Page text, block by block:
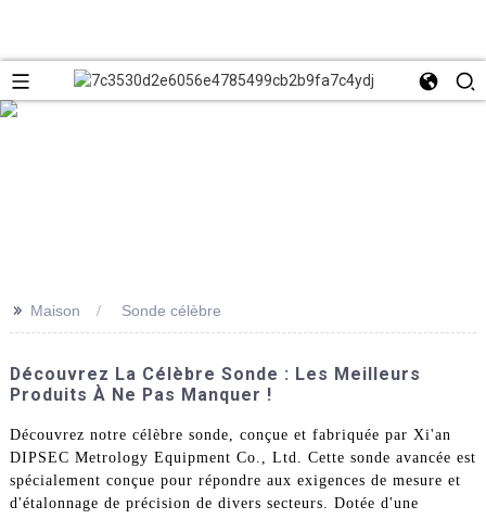
>> Maison Sonde célèbre
Découvrez La Célèbre Sonde : Les Meilleurs
Produits À Ne Pas Manquer !
Découvrez notre célèbre sonde, conçue et fabriquée par Xi'an
DIPSEC Metrology Equipment Co., Ltd. Cette sonde avancée est
spécialement conçue pour répondre aux exigences de mesure et
d'étalonnage de précision de divers secteurs. Dotée d'une